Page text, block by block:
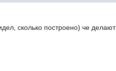
сколько построено) че